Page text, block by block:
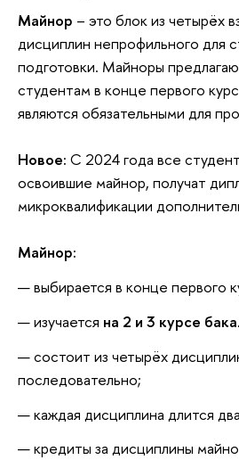
Майнор – это блок из четырёх
дисциплин непрофильного для
подготовки. Майноры
студентам в конце первого
являются обязательными для
Новое: С 2024 года все
освоившие майнор, получат
микроквалификации
Майнор:
выбирается в конце первого
изучается на 2 и 3 курсе
состоит из четырёх
последовательно;
каждая дисциплина длится
кредиты за дисциплины